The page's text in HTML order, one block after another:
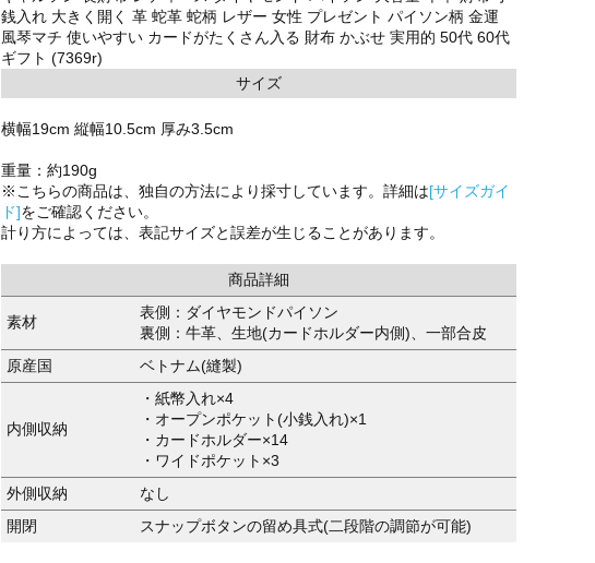
銭入れ 大きく開く 革 蛇革 蛇柄 レザー 女性 プレゼント パイソン柄 金運
風琴マチ 使いやすい カードがたくさん入る 財布 かぶせ 実用的 50代 60代
ギフト (7369r)
サイズ
横幅19cm 縦幅10.5cm 厚み3.5cm
重量：約190g
※こちらの商品は、独自の方法により採寸しています。詳細は[サイズガイ
ド]をご確認ください。
計り方によっては、表記サイズと誤差が生じることがあります。
商品詳細
素材
表側：ダイヤモンドパイソン
裏側：牛革、生地(カードホルダー内側)、一部合皮
原産国
ベトナム(縫製)
内側収納
・紙幣入れ×4
・オープンポケット(小銭入れ)×1
・カードホルダー×14
・ワイドポケット×3
外側収納
なし
開閉
スナップボタンの留め具式(二段階の調節が可能)